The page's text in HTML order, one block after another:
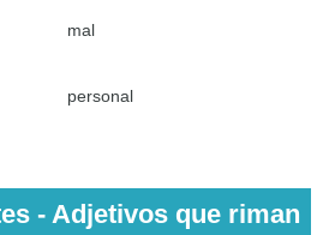
mal
personal
- Adjetivos que riman